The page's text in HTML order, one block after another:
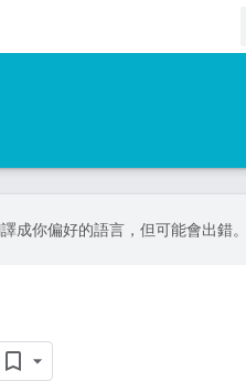
成你偏好的語言，但可能會出錯。